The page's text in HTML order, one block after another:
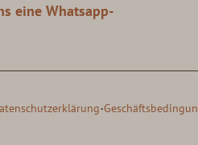
eine Whatsapp-
·